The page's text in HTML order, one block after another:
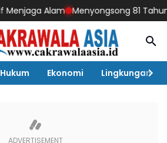
Menyongsong 81 Tahun
Hukum Ekonomi Lingkungan